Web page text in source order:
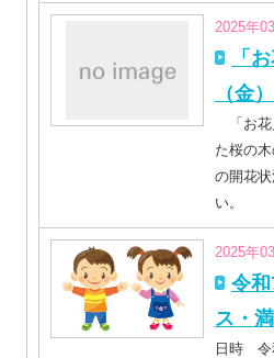
2025年
「
（金）
「お花
た桜の
の開花
い。
2025年
令
ス・
日時